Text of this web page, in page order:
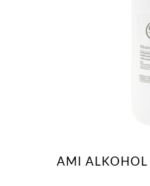
AMI ALKOHOL